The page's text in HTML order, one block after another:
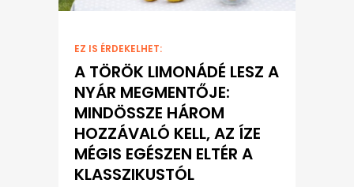
EZ IS ÉRDEKELHET:
A TÖRÖK LIMONÁDÉ LESZ A
NYÁR MEGMENTŐJE:
MINDÖSSZE HÁROM
HOZZÁVALÓ KELL, AZ ÍZE
MÉGIS EGÉSZEN ELTÉR A
KLASSZIKUSTÓL